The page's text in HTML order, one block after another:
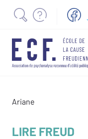
Ariane
LIRE FREUD